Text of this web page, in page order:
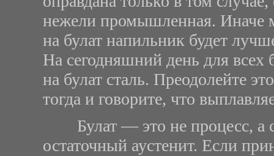
нежели промышленная. Иначе
на булат напильник будет
На сегодняшний день для
на булат сталь. Преодолейте
тогда и говорите, что
Булат — это не процесс, а
остаточный аустенит. Если